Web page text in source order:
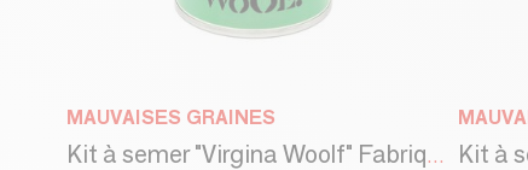
MAUVAISES GRAINES
Kit à semer "Virgina Woolf" Fabriqué en france, en collab avec Arts Dans La Peau
Kit à